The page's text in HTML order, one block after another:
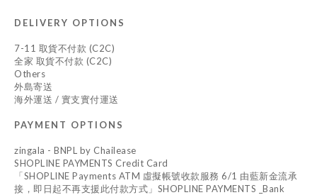
DELIVERY OPTIONS
7-11 取貨不付款 (C2C)
全家 取貨不付款 (C2C)
Others
外島寄送
海外運送 / 實支實付運送
PAYMENT OPTIONS
zingala - BNPL by Chailease
SHOPLINE PAYMENTS Credit Card
「SHOPLINE Payments ATM 虛擬帳號收款服務 6/1 由藍新金流承
接，即日起不再支援此付款方式」SHOPLINE PAYMENTS _Bank